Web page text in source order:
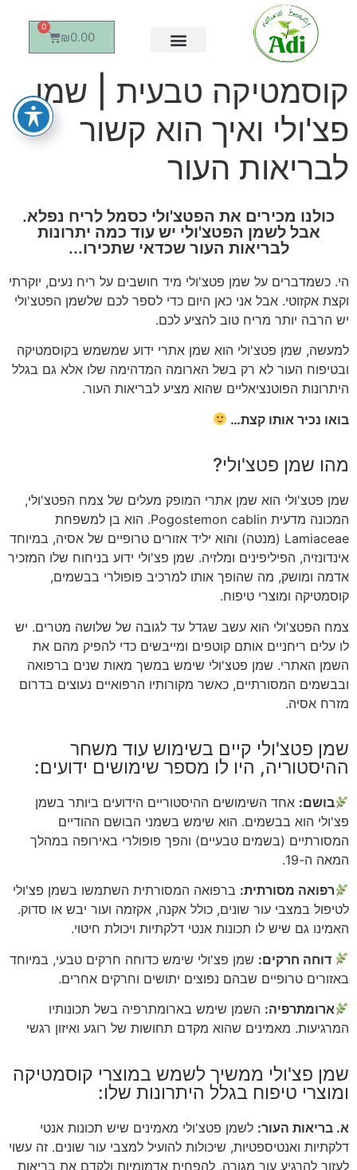
₪0.00
0
קוסמטיקה טבעית | שמן
פצ'ולי ואיך הוא קשור
לבריאות העור
כולנו מכירים את הפטצ'ולי כסמל לריח נפלא.
אבל לשמן הפטצ'ולי יש עוד כמה יתרונות
לבריאות העור שכדאי שתכירו...
הי. כשמדברים על שמן פטצ'ולי מיד חושבים על ריח נעים, יוקרתי
וקצת אקזוטי. אבל אני כאן היום כדי לספר לכם שלשמן הפטצ'ולי
יש הרבה יותר מריח טוב להציע לכם.
למעשה, שמן פטצ'ולי הוא שמן אתרי ידוע שמשמש בקוסמטיקה
ובטיפוח העור לא רק בשל הארומה המדהימה שלו אלא גם בגלל
היתרונות הפוטנציאליים שהוא מציע לבריאות העור.
בואו נכיר אותו קצת…
מהו שמן פטצ'ולי?
שמן פטצ'ולי הוא שמן אתרי המופק מעלים של צמח הפטצ'ולי,
המכונה מדעית Pogostemon cablin. הוא בן למשפחת
Lamiaceae (מנטה) והוא יליד אזורים טרופיים של אסיה, במיוחד
אינדונזיה, הפיליפינים ומלזיה. שמן פצ'ולי ידוע בניחוח שלו המזכיר
אדמה ומושק, מה שהופך אותו למרכיב פופולרי בבשמים,
קוסמטיקה ומוצרי טיפוח.
צמח הפטצ'ולי הוא עשב שגדל עד לגובה של שלושה מטרים. יש
לו עלים ריחניים אותם קוטפים ומייבשים כדי להפיק מהם את
השמן האתרי. שמן פטצ'ולי שימש במשך מאות שנים ברפואה
ובבשמים המסורתיים, כאשר מקורותיו הרפואיים נעוצים בדרום
מזרח אסיה.
שמן פטצ'ולי קיים בשימוש עוד משחר
ההיסטוריה, היו לו מספר שימושים ידועים:
בושם:אחד השימושים ההיסטוריים הידועים ביותר בשמן
פצ'ולי הוא בבשמים. הוא שימש בשמני הבושם ההודיים
המסורתיים (בשמים טבעיים) והפך פופולרי באירופה במהלך
המאה ה-19.
רפואה מסורתית:ברפואה המסורתית השתמשו בשמן פצ'ולי
לטיפול במצבי עור שונים, כולל אקנה, אקזמה ועור יבש או סדוק.
האמינו גם שיש לו תכונות אנטי דלקתיות ויכולת חיטוי.
דוחה חרקים:שמן פצ'ולי שימש כדוחה חרקים טבעי, במיוחד
באזורים טרופיים שבהם נפוצים יתושים וחרקים אחרים.
ארומתרפיה:השמן שימש בארומתרפיה בשל תכונותיו
המרגיעות. מאמינים שהוא מקדם תחושות של רוגע ואיזון רגשי
שמן פצ'ולי ממשיך לשמש במוצרי קוסמטיקה
ומוצרי טיפוח בגלל היתרונות שלו:
א. בריאות העור:לשמן פטצ'ולי מאמינים שיש תכונות אנטי
דלקתיות ואנטיספטיות, שיכולות להועיל למצבי עור שונים. זה עשוי
לעזור להרגיע עור מגורה, להפחית אדמומיות ולקדם את בריאות